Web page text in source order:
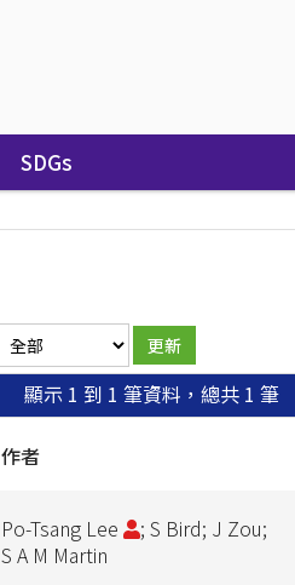
SDGs
顯示 1 到 1 筆資料，總共 1 筆
作者
Po-Tsang Lee
; S Bird; J Zou;
S A M Martin